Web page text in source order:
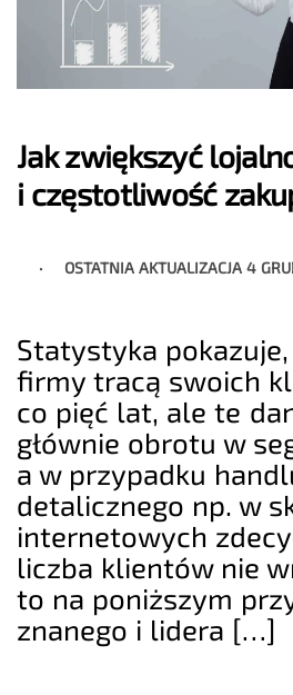
Jak zwiększyć
i częstotliwość
OSTATNIA AKTUALIZACJA4
Statystyka
firmy tracą swoich
co pięć lat, ale te
głównie obrotu w
a w przypadku
detalicznego np. w
internetowych
liczba klientów nie
to na poniższym
znanego i lidera […]